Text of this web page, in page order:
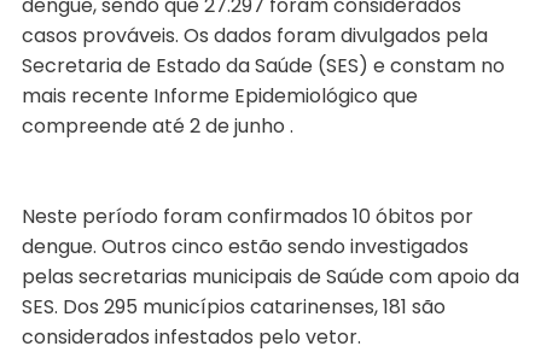
casos prováveis. Os dados foram divulgados pela
Secretaria de Estado da Saúde (SES) e constam no
mais recente Informe Epidemiológico que
compreende até 2 de junho .
Neste período foram confirmados 10 óbitos por
dengue. Outros cinco estão sendo investigados
pelas secretarias municipais de Saúde com apoio da
SES. Dos 295 municípios catarinenses, 181 são
considerados infestados pelo vetor.